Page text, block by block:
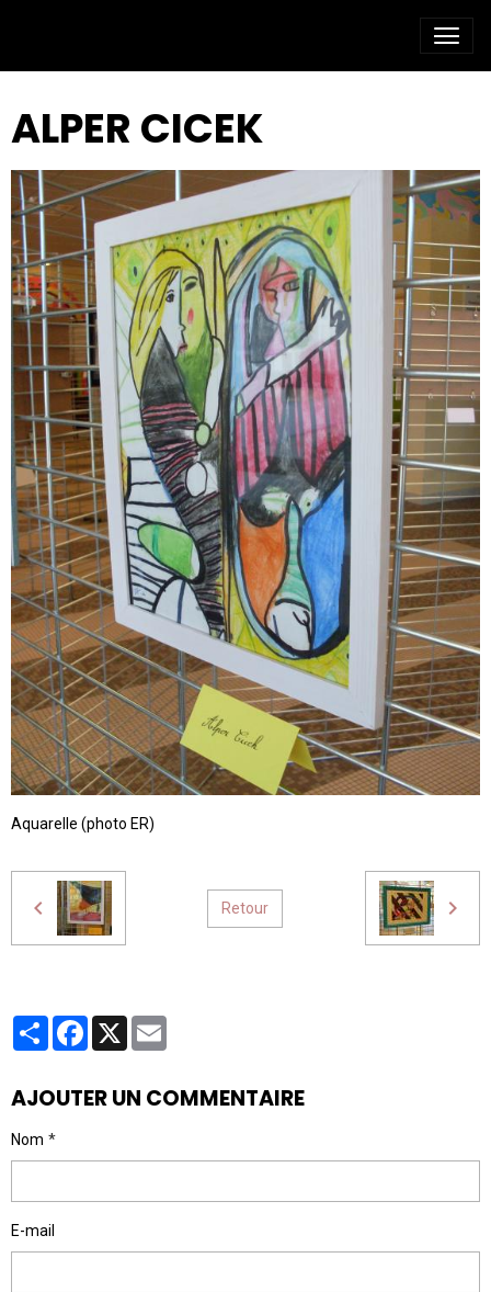
ALPER CICEK
Aquarelle (photo ER)
Retour
PartagerFacebook
X
AJOUTER UN COMMENTAIRE
Nom
E-mail